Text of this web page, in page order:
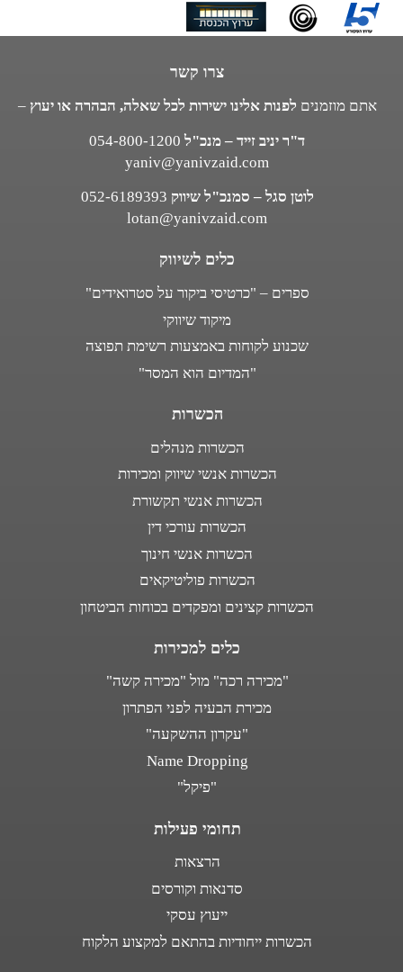
צרו קשר
אתם מוזמנים לפנות אלינו ישירות לכל שאלה, הבהרה או יעוץ –
ד"ר יניב זייד – מנכ"ל 054-800-1200
yaniv@yanivzaid.com
לוטן סגל – סמנכ"ל שיווק 052-6189393
lotan@yanivzaid.com
כלים לשיווק
ספרים – "כרטיסי ביקור על סטרואידים"
מיקוד שיווקי
שכנוע לקוחות באמצעות רשימת תפוצה
"המדיום הוא המסר"
הכשרות
הכשרות מנהלים
הכשרות אנשי שיווק ומכירות
הכשרות אנשי תקשורת
הכשרות עורכי דין
הכשרות אנשי חינוך
הכשרות פוליטיקאים
הכשרות קצינים ומפקדים בכוחות הביטחון
כלים למכירות
"מכירה רכה" מול "מכירה קשה"
מכירת הבעיה לפני הפתרון
"עקרון ההשקעה"
Name Dropping
"פיקל"
תחומי פעילות
הרצאות
סדנאות וקורסים
ייעוץ עסקי
הכשרות ייחודיות בהתאם למקצוע הלקוח